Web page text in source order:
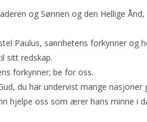
og Sønnen og den Hellige
Paulus, sannhetens forkynner og
sitt redskap.
forkynner; be for oss.
du har undervist mange
hjelpe oss som ærer hans minne i